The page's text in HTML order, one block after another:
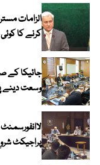
الزامات
کرنے کا
جائیکا کے
وسعت دینے
پراجیکٹ